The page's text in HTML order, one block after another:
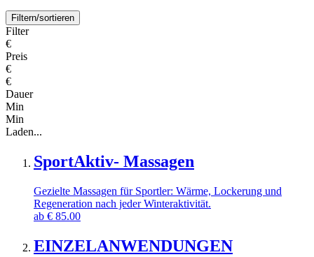
Filtern/sortieren
Filter
€
Preis
€
€
Dauer
Min
Min
Laden...
SportAktiv- Massagen
Gezielte Massagen für Sportler: Wärme, Lockerung und
Regeneration nach jeder Winteraktivität.
ab € 85.00
EINZELANWENDUNGEN